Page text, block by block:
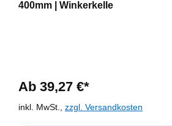
400mm | Winkerkelle
Ab 39,27 €*
inkl. MwSt., zzgl. Versandkosten